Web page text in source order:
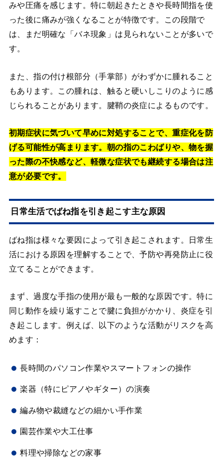
みや圧痛を感じます。特に朝起きたときや長時間指を使
った後に痛みが強くなることが特徴です。この段階で
は、まだ明確な「バネ現象」は見られないことが多いで
す。
また、指の付け根部分（手掌部）がわずかに腫れること
もあります。この腫れは、触ると硬いしこりのように感
じられることがあります。腱鞘の炎症によるものです。
初期症状に気づいて早めに対処することで、重症化を防
げる可能性が高まります。朝の指のこわばりや、物を握
った際の不快感など、軽微な症状でも継続する場合は注
意が必要です。
日常生活でばね指を引き起こす主な原因
ばね指は様々な要因によって引き起こされます。日常生
活における原因を理解することで、予防や再発防止に役
立てることができます。
まず、過度な手指の使用が最も一般的な原因です。特に
同じ動作を繰り返すことで腱に負担がかかり、炎症を引
き起こします。例えば、以下のような活動がリスクを高
めます：
長時間のパソコン作業やスマートフォンの操作
楽器（特にピアノやギター）の演奏
編み物や裁縫などの細かい手作業
園芸作業や大工仕事
料理や掃除などの家事